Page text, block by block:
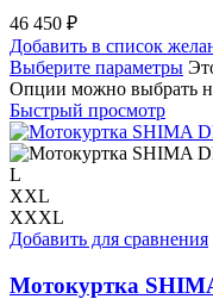
46 450 ₽
Добавить в список
Выберите параметры
Опции можно выбрать
Быстрый просмотр
L
XXL
XXXL
Добавить для сравнения
Мотокуртка